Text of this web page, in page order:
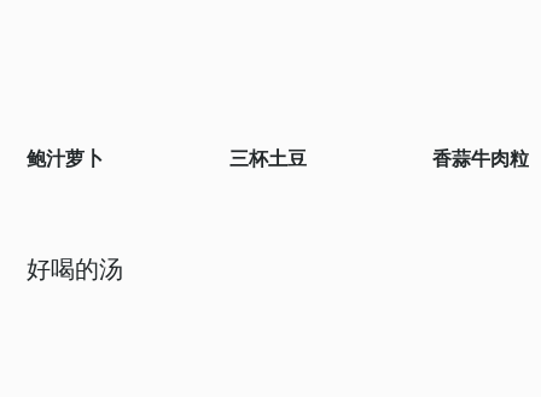
鲍汁萝卜 三杯土豆 香蒜牛肉粒
好喝的汤